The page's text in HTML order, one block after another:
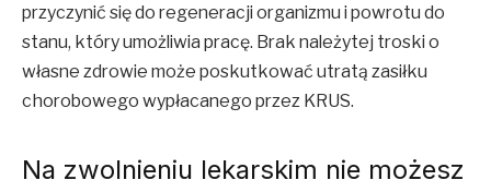
przyczynić się do regeneracji organizmu i powrotu do
stanu, który umożliwia pracę. Brak należytej troski o
własne zdrowie może poskutkować utratą zasiłku
chorobowego wypłacanego przez KRUS.
Na zwolnieniu lekarskim nie możesz